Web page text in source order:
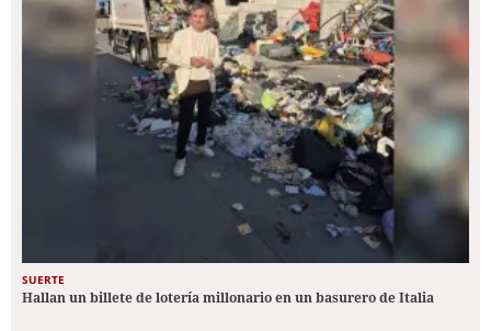
SUERTE
Hallan un billete de lotería millonario en un basurero de Italia